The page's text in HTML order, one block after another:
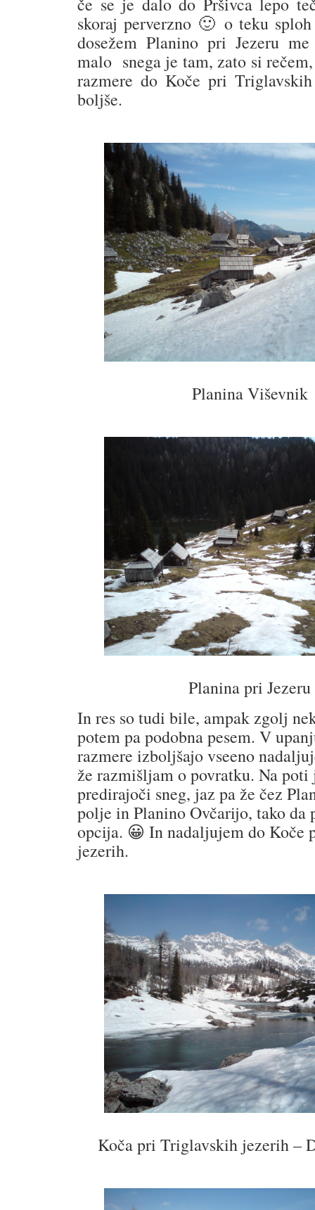
skoraj perverzno 🙂 o teku
dosežem Planino pri Jezeru
malo snega je tam, zato si
razmere do Koče pri
boljše.
Planina Viševnik
Planina pri Jezeru
In res so tudi bile, ampak zgolj
potem pa podobna pesem. V
razmere izboljšajo vseeno
že razmišljam o povratku. Na poti
predirajoči sneg, jaz pa že čez
polje in Planino Ovčarijo, tako da
opcija. 😀 In nadaljujem do Koče
jezerih.
Koča pri Triglavskih jezerih –